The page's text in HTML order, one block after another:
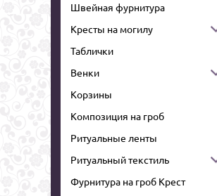
Швейная фурнитура
Кресты на могилу
Таблички
Венки
Корзины
Композиция на гроб
Ритуальные ленты
Ритуальный текстиль
Фурнитура на гроб Крест